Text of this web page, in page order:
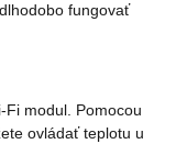
fungovať
Fi modul. Pomocou
ovládať teplotu u